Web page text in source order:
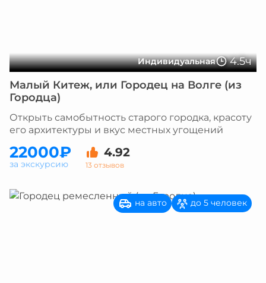
Индивидуальная 4.5ч
Малый Китеж, или Городец на Волге (из
Городца)
Открыть самобытность старого городка, красоту
его архитектуры и вкус местных угощений
22000₽ 4.92
13 отзывов
за экскурсию
на авто до 5 человек